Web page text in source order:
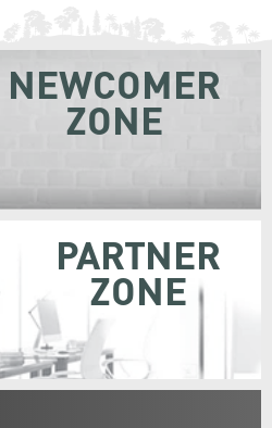
NEWCOMER
ZONE
PARTNER
ZONE